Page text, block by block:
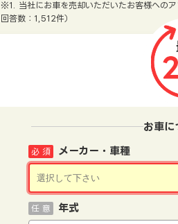
※1. 当社にお車を売却いただいたお客様への
回答数：1,512件）
お車に
メーカー・車種
必 須
年式
任 意